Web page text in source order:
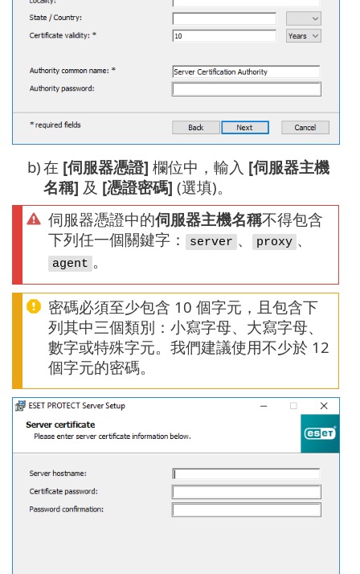
b)在 [伺服器憑證] 欄位中，輸入 [伺服器主機
名稱] 及 [憑證密碼] (選填)。
伺服器憑證中的伺服器主機名稱不得包含
下列任一個關鍵字：
server 、 proxy 、
agent 。
密碼必須至少包含 10 個字元，且包含下
列其中三個類別：小寫字母、大寫字母、
數字或特殊字元。我們建議使用不少於 12
個字元的密碼。